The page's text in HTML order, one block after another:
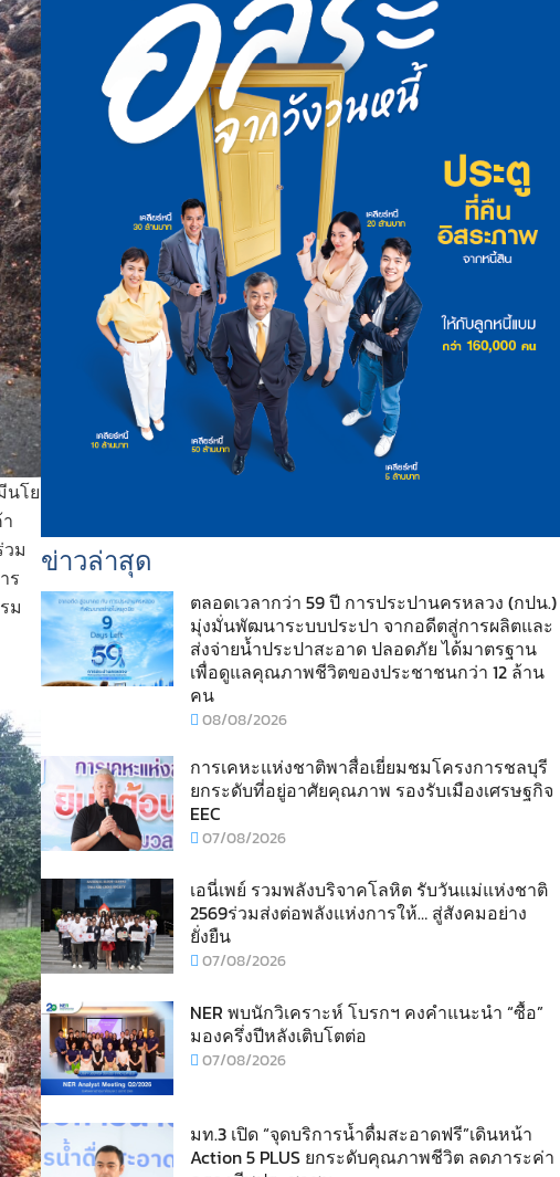
นโย
ม
ร
ม
ข่าวล่าสุด
ตลอดเวลากว่า 59 ปี การประปานครหลวง (กปน.)
มุ่งมั่นพัฒนาระบบประปา จากอดีตสู่การผลิตและ
ส่งจ่ายน้ำประปาสะอาด ปลอดภัย ได้มาตรฐาน
เพื่อดูแลคุณภาพชีวิตของประชาชนกว่า 12 ล้าน
คน
08/08/2026
การเคหะแห่งชาติพาสื่อเยี่ยมชมโครงการชลบุรี
ยกระดับที่อยู่อาศัยคุณภาพ รองรับเมืองเศรษฐกิจ
EEC
07/08/2026
เอนี่เพย์ รวมพลังบริจาคโลหิต รับวันแม่แห่งชาติ
2569ร่วมส่งต่อพลังแห่งการให้… สู่สังคมอย่าง
ยั่งยืน
07/08/2026
NER พบนักวิเคราะห์ โบรกฯ คงคำแนะนำ “ซื้อ”
มองครึ่งปีหลังเติบโตต่อ
07/08/2026
มท.3 เปิด “จุดบริการน้ำดื่มสะอาดฟรี”เดินหน้า
Action 5 PLUS ยกระดับคุณภาพชีวิต ลดภาระค่า